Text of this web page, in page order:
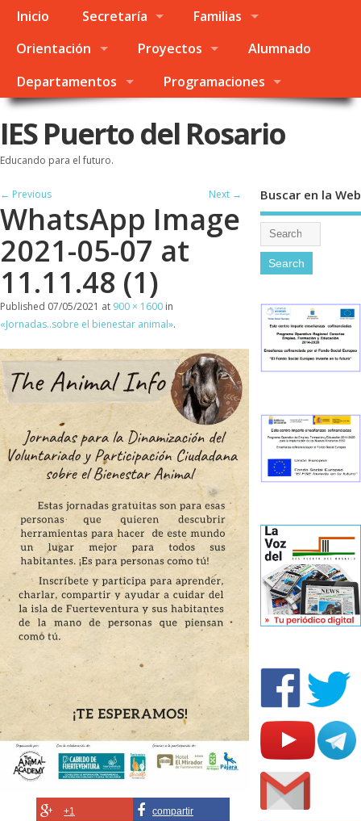
Inicio Secretaría
Familias
Orientación
Proyectos
Alumnado
Departamentos
Programaciones
IES Puerto del Rosario
Educando para el futuro.
← Previous Next →
WhatsApp Image
2021-05-07 at
11.11.48 (1)
Published 07/05/2021 at 900 × 1600 in
«Jornadas..sobre el bienestar animal».
+1 compartir
Buscar en la Web